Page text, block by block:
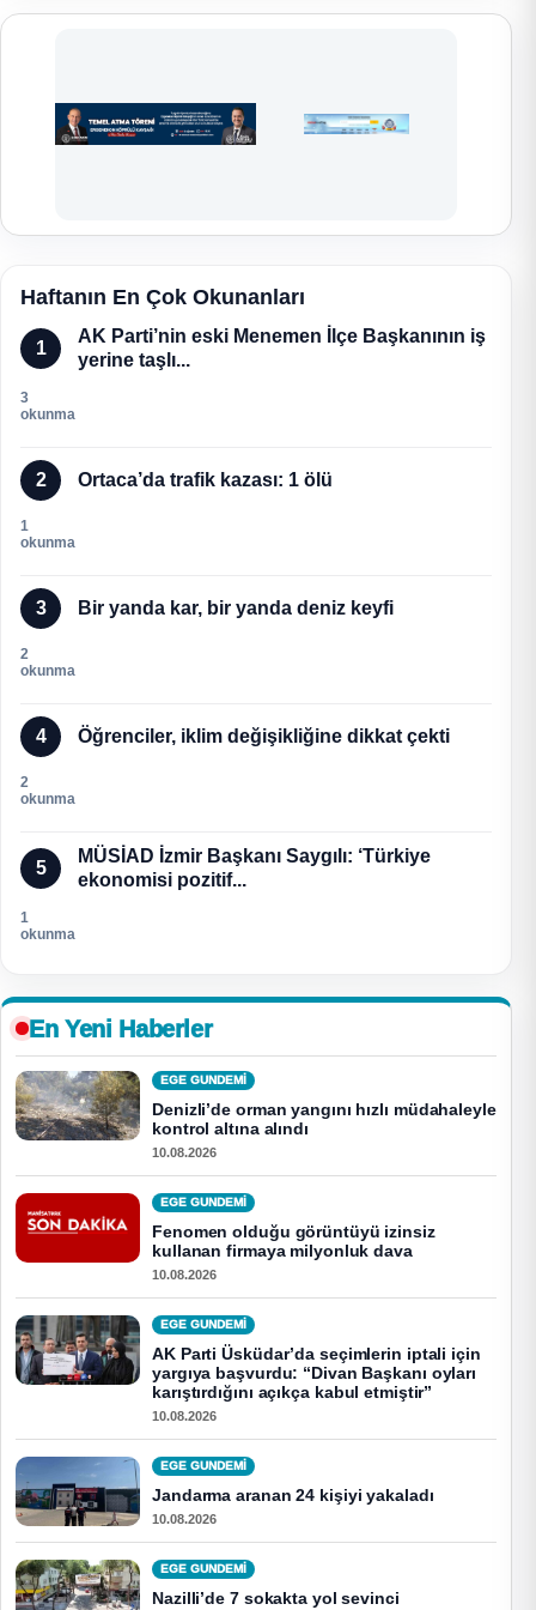
Haftanın En Çok Okunanları
1
AK Parti’nin eski Menemen İlçe Başkanının iş
yerine taşlı...
3
okunma
2 Ortaca’da trafik kazası: 1 ölü
1
okunma
3 Bir yanda kar, bir yanda deniz keyfi
2
okunma
4 Öğrenciler, iklim değişikliğine dikkat çekti
2
okunma
5
MÜSİAD İzmir Başkanı Saygılı: ‘Türkiye
ekonomisi pozitif...
1
okunma
En Yeni Haberler
EGE GUNDEMİ
Denizli’de orman yangını hızlı müdahaleyle
kontrol altına alındı
10.08.2026
EGE GUNDEMİ
Fenomen olduğu görüntüyü izinsiz
kullanan firmaya milyonluk dava
10.08.2026
EGE GUNDEMİ
AK Parti Üsküdar’da seçimlerin iptali için
yargıya başvurdu: “Divan Başkanı oyları
karıştırdığını açıkça kabul etmiştir”
10.08.2026
EGE GUNDEMİ
Jandarma aranan 24 kişiyi yakaladı
10.08.2026
EGE GUNDEMİ
Nazilli’de 7 sokakta yol sevinci